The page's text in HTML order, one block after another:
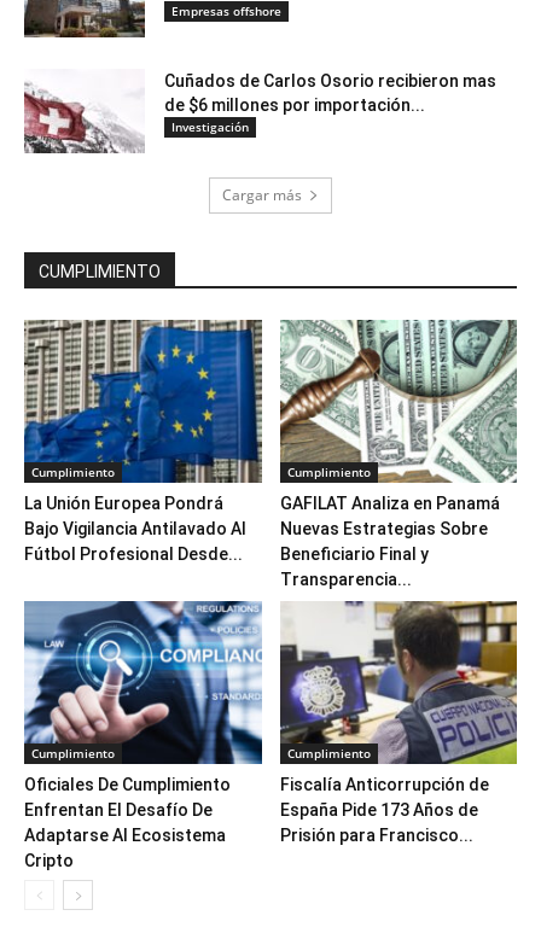
Empresas offshore
Cuñados de Carlos Osorio recibieron mas
de $6 millones por importación...
Investigación
Cargar más
CUMPLIMIENTO
Cumplimiento
La Unión Europea Pondrá
Bajo Vigilancia Antilavado Al
Fútbol Profesional Desde...
Cumplimiento
GAFILAT Analiza en Panamá
Nuevas Estrategias Sobre
Beneficiario Final y
Transparencia...
Cumplimiento
Oficiales De Cumplimiento
Enfrentan El Desafío De
Adaptarse Al Ecosistema
Cripto
Cumplimiento
Fiscalía Anticorrupción de
España Pide 173 Años de
Prisión para Francisco...